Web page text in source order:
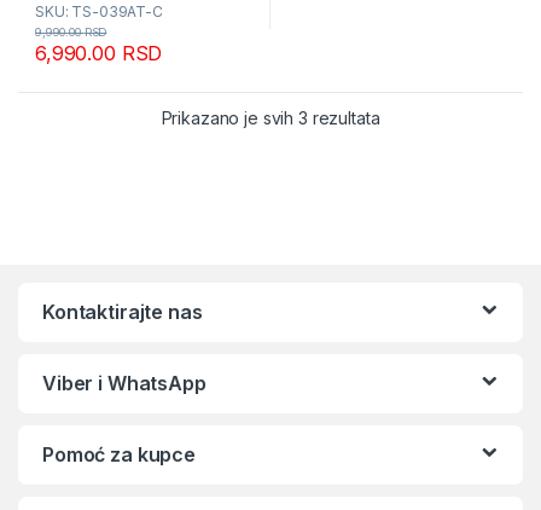
SKU: TS-039AT-C
6,990.00 RSD
9,990.00RSD
Prikazano je svih 3 rezultataSortirano po
Kontaktirajte nas
Viber i WhatsApp
Pomoć za kupce